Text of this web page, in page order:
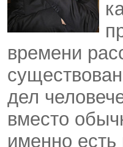
времени
дел
вместо
именно